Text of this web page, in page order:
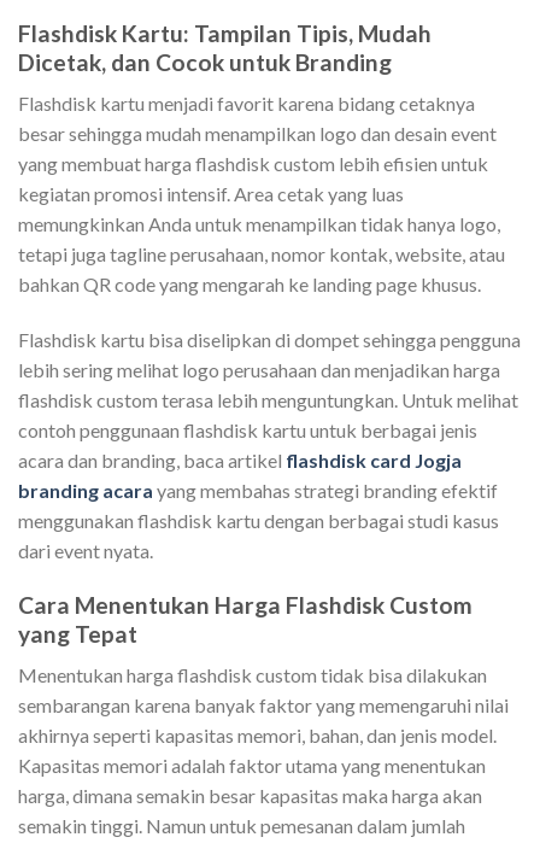
Flashdisk Kartu: Tampilan Tipis, Mudah
Dicetak, dan Cocok untuk Branding
Flashdisk kartu menjadi favorit karena bidang cetaknya
besar sehingga mudah menampilkan logo dan desain event
yang membuat harga flashdisk custom lebih efisien untuk
kegiatan promosi intensif. Area cetak yang luas
memungkinkan Anda untuk menampilkan tidak hanya logo,
tetapi juga tagline perusahaan, nomor kontak, website, atau
bahkan QR code yang mengarah ke landing page khusus.
Flashdisk kartu bisa diselipkan di dompet sehingga pengguna
lebih sering melihat logo perusahaan dan menjadikan harga
flashdisk custom terasa lebih menguntungkan. Untuk melihat
contoh penggunaan flashdisk kartu untuk berbagai jenis
acara dan branding, baca artikel flashdisk card Jogja
branding acara yang membahas strategi branding efektif
menggunakan flashdisk kartu dengan berbagai studi kasus
dari event nyata.
Cara Menentukan Harga Flashdisk Custom
yang Tepat
Menentukan harga flashdisk custom tidak bisa dilakukan
sembarangan karena banyak faktor yang memengaruhi nilai
akhirnya seperti kapasitas memori, bahan, dan jenis model.
Kapasitas memori adalah faktor utama yang menentukan
harga, dimana semakin besar kapasitas maka harga akan
semakin tinggi. Namun untuk pemesanan dalam jumlah